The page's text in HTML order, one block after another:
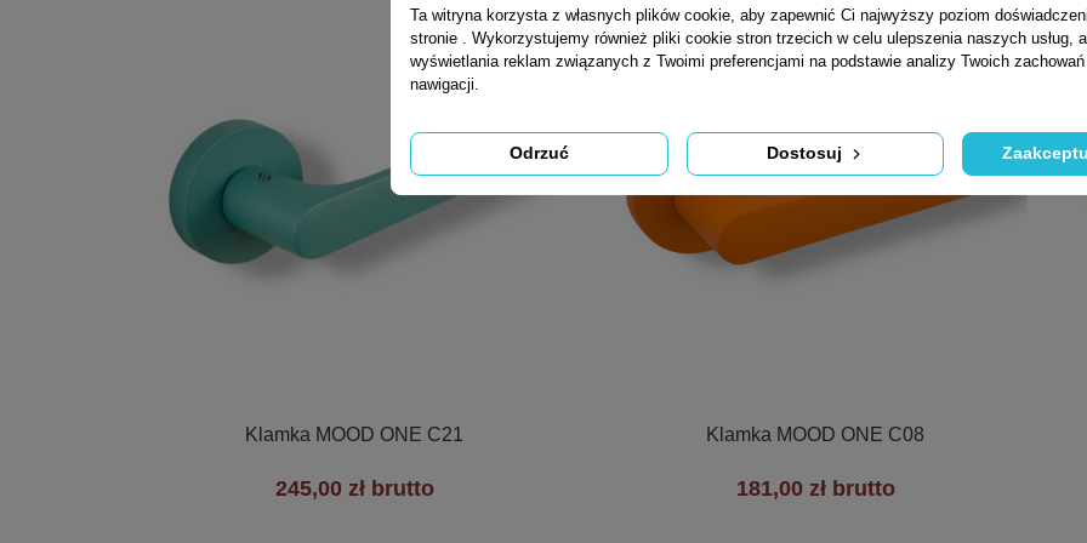
Szybki podgląd
Klamka MOOD ONE C21
245,00 zł brutto
Szybki podgląd
Klamka MOOD ONE C08
181,00 zł brutto
Ta witryna korzysta z własnych plików cookie, aby zapewnić Ci najwyższy poziom
stronie . Wykorzystujemy również pliki cookie stron trzecich w celu ulepszenia naszych usług,
wyświetlania reklam związanych z Twoimi preferencjami na podstawie analizy Twoich
nawigacji.
Odrzuć Dostosuj